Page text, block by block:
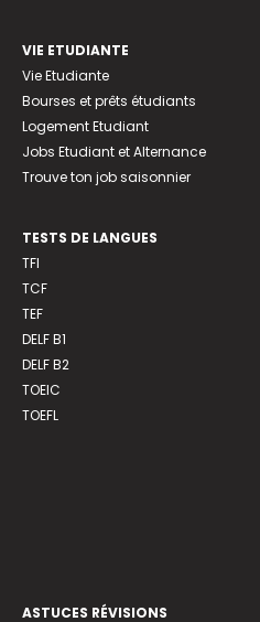
VIE ETUDIANTE
Vie Etudiante
Bourses et prêts étudiants
Logement Etudiant
Jobs Etudiant et Alternance
Trouve ton job saisonnier
TESTS DE LANGUES
TFI
TCF
TEF
DELF B1
DELF B2
TOEIC
TOEFL
ASTUCES RÉVISIONS